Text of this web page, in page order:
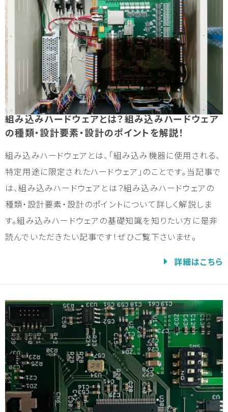
組み込みハードウェアとは？組み込みハードウェア
の種類・設計要素・設計のポイントを解説！
組み込みハードウェアとは、「組み込み機器に使用される、
特定用途に限定されたハードウェア」のことです。当記事で
は、組み込みハードウェアとは？組み込みハードウェアの
種類・設計要素・設計のポイントについて詳しく解説しま
す。組み込みハードウェアの基礎知識を知りたい方に是非
読んでいただきたい記事です！ぜひご覧下さいませ。
詳細はこちら